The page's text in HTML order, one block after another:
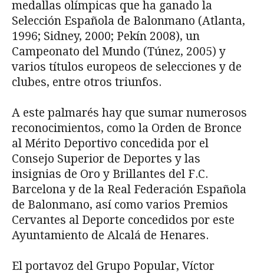
medallas olímpicas que ha ganado la
Selección Española de Balonmano (Atlanta,
1996; Sidney, 2000; Pekín 2008), un
Campeonato del Mundo (Túnez, 2005) y
varios títulos europeos de selecciones y de
clubes, entre otros triunfos.
A este palmarés hay que sumar numerosos
reconocimientos, como la Orden de Bronce
al Mérito Deportivo concedida por el
Consejo Superior de Deportes y las
insignias de Oro y Brillantes del F.C.
Barcelona y de la Real Federación Española
de Balonmano, así como varios Premios
Cervantes al Deporte concedidos por este
Ayuntamiento de Alcalá de Henares.
El portavoz del Grupo Popular, Víctor